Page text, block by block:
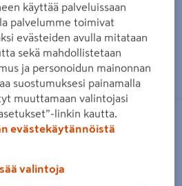
sormilla kosketusnäytöllä
runko
käyttää palveluissaan
palvelumme toimivat
evästeiden avulla mitataan
sekä mahdollistetaan
ja personoidun mainonnan
suostumuksesi painamalla
muuttamaan valintojasi
linkin kautta.
evästekäytännöistä
valintoja